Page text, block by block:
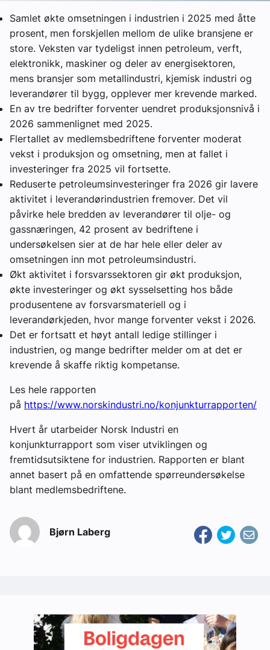
Samlet økte omsetningen i industrien i 2025 med åtte
prosent, men forskjellen mellom de ulike bransjene er
store. Veksten var tydeligst innen petroleum, verft,
elektronikk, maskiner og deler av energisektoren,
mens bransjer som metallindustri, kjemisk industri og
leverandører til bygg, opplever mer krevende marked.
En av tre bedrifter forventer uendret produksjonsnivå i
2026 sammenlignet med 2025.
Flertallet av medlemsbedriftene forventer moderat
vekst i produksjon og omsetning, men at fallet i
investeringer fra 2025 vil fortsette.
Reduserte petroleumsinvesteringer fra 2026 gir lavere
aktivitet i leverandørindustrien fremover. Det vil
påvirke hele bredden av leverandører til olje- og
gassnæringen, 42 prosent av bedriftene i
undersøkelsen sier at de har hele eller deler av
omsetningen inn mot petroleumsindustri.
Økt aktivitet i forsvarssektoren gir økt produksjon,
økte investeringer og økt sysselsetting hos både
produsentene av forsvarsmateriell og i
leverandørkjeden, hvor mange forventer vekst i 2026.
Det er fortsatt et høyt antall ledige stillinger i
industrien, og mange bedrifter melder om at det er
krevende å skaffe riktig kompetanse.
Les hele rapporten
på https://www.norskindustri.no/konjunkturrapporten/
Hvert år utarbeider Norsk Industri en
konjunkturrapport som viser utviklingen og
fremtidsutsiktene for industrien. Rapporten er blant
annet basert på en omfattende spørreundersøkelse
blant medlemsbedriftene.
Bjørn Laberg